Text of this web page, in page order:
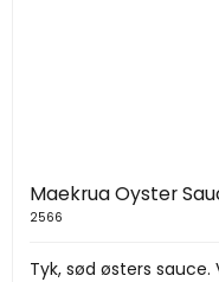
Maekrua Oyster
2566
Tyk, sød østers